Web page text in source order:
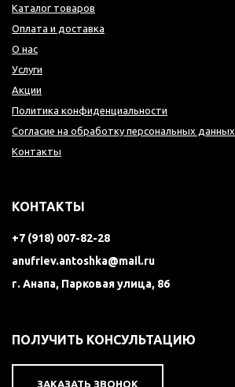
Каталог товаров
Оплата и доставка
О нас
Услуги
Акции
Политика конфиденциальности
Согласие на обработку персональных данных
Контакты
КОНТАКТЫ
+7 (918) 007-82-28
anufriev.antoshka@mail.ru
г. Анапа, Парковая улица, 86
ПОЛУЧИТЬ КОНСУЛЬТАЦИЮ
ЗАКАЗАТЬ ЗВОНОК